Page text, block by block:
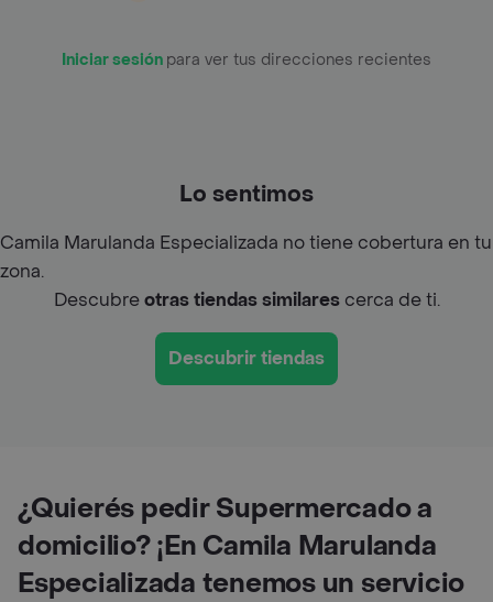
Iniciar sesión para ver tus direcciones recientes
Lo sentimos
Camila Marulanda Especializada no tiene cobertura en tu
zona.
Descubreotras tiendas similarescerca de ti.
Descubrir tiendas
¿Quierés pedir Supermercado a
domicilio? ¡En Camila Marulanda
Especializada tenemos un servicio